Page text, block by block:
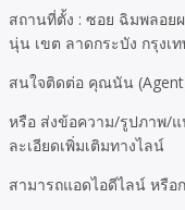
สถานที่ตั้ง : ซอย ฉิมพลอ
นุ่น เขต ลาดกระบัง กรุงเ
สนใจติดต่อ คุณนัน
หรือ ส่งข้อความ/รูปภาพ/
ละเอียดเพิ่มเติมทางไลน์
สามารถแอดไอดีไลน์ หรือ